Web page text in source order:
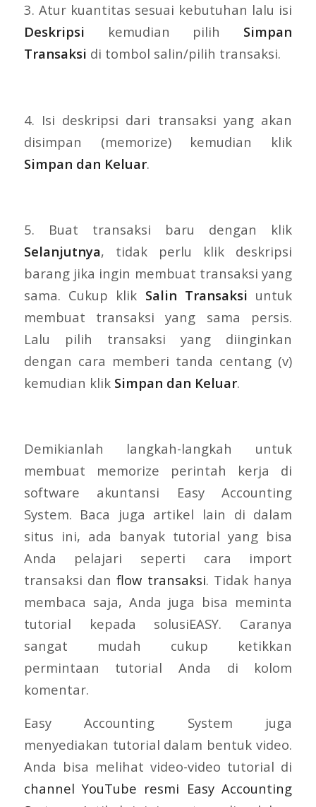
3. Atur kuantitas sesuai kebutuhan lalu isi
Deskripsi kemudian pilih Simpan
Transaksi di tombol salin/pilih transaksi.
4. Isi deskripsi dari transaksi yang akan
disimpan (memorize) kemudian klik
Simpan dan Keluar.
5. Buat transaksi baru dengan klik
Selanjutnya, tidak perlu klik deskripsi
barang jika ingin membuat transaksi yang
sama. Cukup klik Salin Transaksi untuk
membuat transaksi yang sama persis.
Lalu pilih transaksi yang diinginkan
dengan cara memberi tanda centang (v)
kemudian klik Simpan dan Keluar.
Demikianlah langkah-langkah untuk
membuat memorize perintah kerja di
software akuntansi Easy Accounting
System. Baca juga artikel lain di dalam
situs ini, ada banyak tutorial yang bisa
Anda pelajari seperti cara import
transaksi danflow transaksi. Tidak hanya
membaca saja, Anda juga bisa meminta
tutorial kepada solusiEASY. Caranya
sangat mudah cukup ketikkan
permintaan tutorial Anda di kolom
komentar.
Easy Accounting System juga
menyediakan tutorial dalam bentuk video.
Anda bisa melihat video-video tutorial di
channel YouTube resmi Easy Accounting